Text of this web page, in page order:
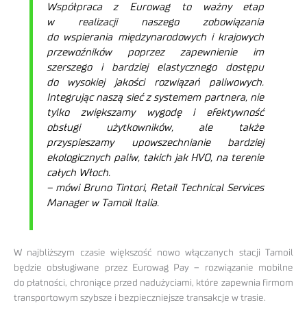
Współpraca z Eurowag to ważny etap
w realizacji naszego zobowiązania
do wspierania międzynarodowych i krajowych
przewoźników poprzez zapewnienie im
szerszego i bardziej elastycznego dostępu
do wysokiej jakości rozwiązań paliwowych.
Integrując naszą sieć z systemem partnera, nie
tylko zwiększamy wygodę i efektywność
obsługi użytkowników, ale także
przyspieszamy upowszechnianie bardziej
ekologicznych paliw, takich jak HVO, na terenie
całych Włoch.
– mówi Bruno Tintori, Retail Technical Services
Manager w Tamoil Italia.
W najbliższym czasie większość nowo włączanych stacji Tamoil
będzie obsługiwane przez Eurowag Pay – rozwiązanie mobilne
do płatności, chroniące przed nadużyciami, które zapewnia firmom
transportowym szybsze i bezpieczniejsze transakcje w trasie.